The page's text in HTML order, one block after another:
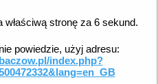
stronę za 6sekund.
powiedzie, użyj adresu:
index.php?